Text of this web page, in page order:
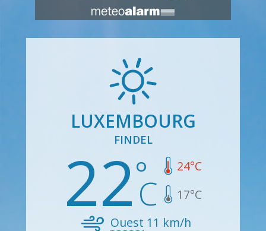
LUXEMBOURG
FINDEL
22 24°C
17°C
Ouest 11 km/h